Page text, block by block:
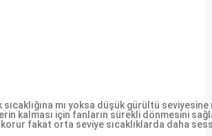
sıcaklığına mı yoksa düşük gürültü
kalması için fanların sürekli dönmesini
fakat orta seviye sıcaklıklarda daha